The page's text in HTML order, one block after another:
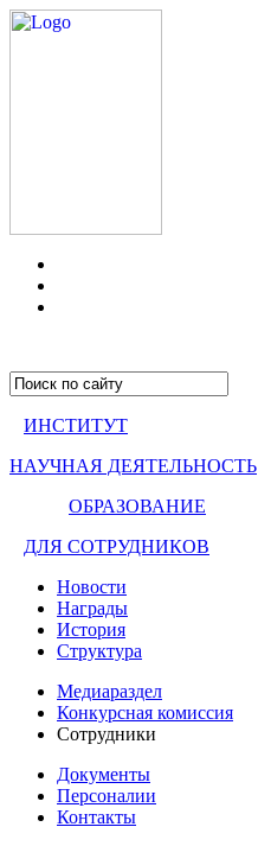
ИНСТИТУТ
НАУЧНАЯ ДЕЯТЕЛЬНОСТЬ
ОБРАЗОВАНИЕ
ДЛЯ СОТРУДНИКОВ
Новости
Награды
История
Структура
Медиараздел
Конкурсная комиссия
Сотрудники
Документы
Персоналии
Контакты